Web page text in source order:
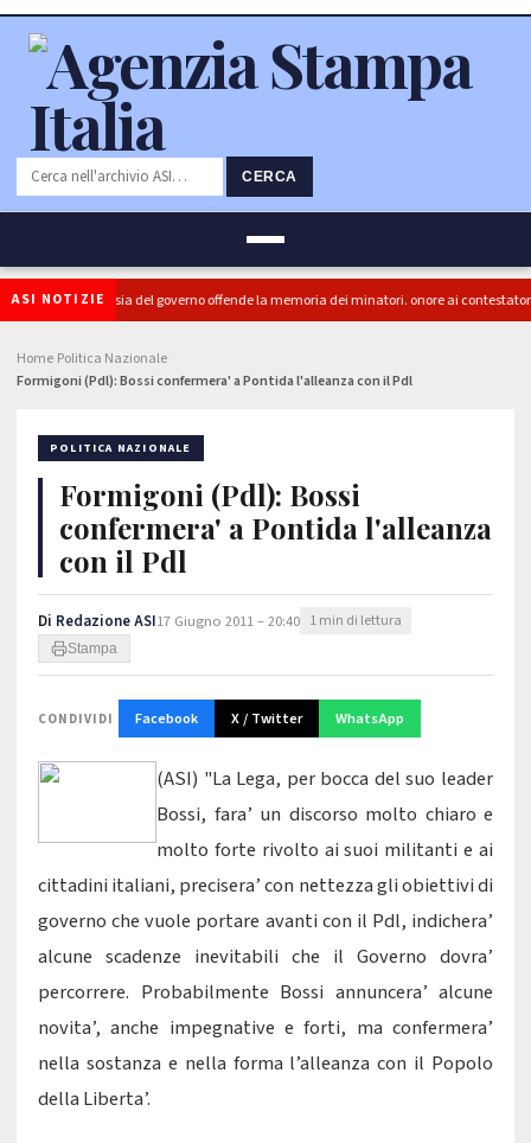
CERCA
ASI NOTIZIE
(PRC): "L'Ipocrisia del governo offende la memoria dei minatori. onore ai contestatori"
Home Politica Nazionale
Formigoni (Pdl): Bossi confermera' a Pontida l'alleanza con il Pdl
POLITICA NAZIONALE
Formigoni (Pdl): Bossi
confermera' a Pontida l'alleanza
con il Pdl
Di Redazione ASI17 Giugno 2011 – 20:40 1 min di lettura
Stampa
CONDIVIDI Facebook X / Twitter WhatsApp
(ASI) "La Lega, per bocca del suo leader
Bossi, fara’ un discorso molto chiaro e
molto forte rivolto ai suoi militanti e ai
cittadini italiani, precisera’ con nettezza gli obiettivi di
governo che vuole portare avanti con il Pdl, indichera’
alcune scadenze inevitabili che il Governo dovra’
percorrere. Probabilmente Bossi annuncera’ alcune
novita’, anche impegnative e forti, ma confermera’
nella sostanza e nella forma l’alleanza con il Popolo
della Liberta’.